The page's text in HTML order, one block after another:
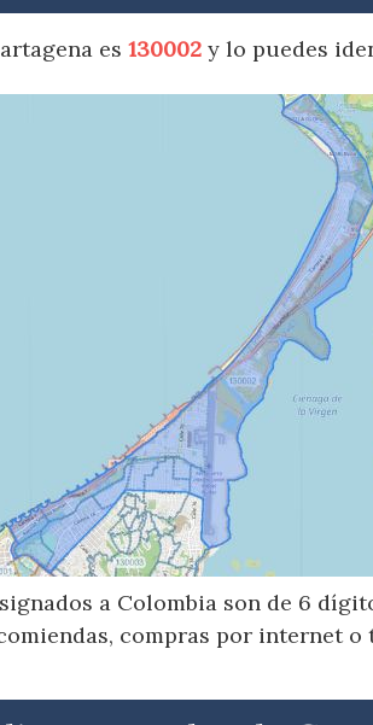
es 130002 y lo puedes
a Colombia son de 6
compras por internet